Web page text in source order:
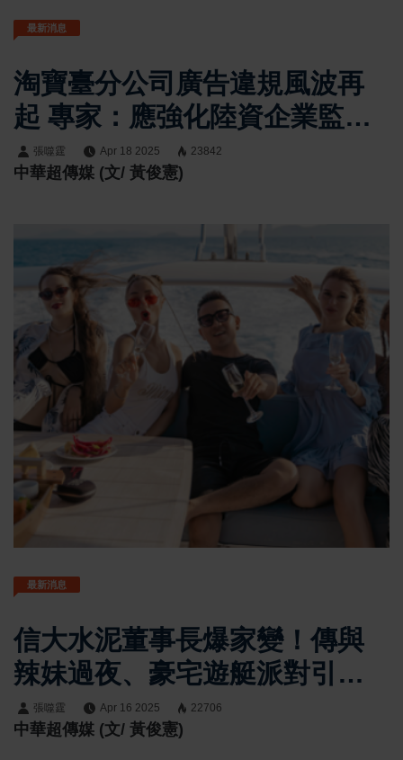
最新消息
淘寶臺分公司廣告違規風波再
起 專家：應強化陸資企業監理
與法規明確性
張噬霆 Apr 18 2025 23842
中華超傳媒 (文/ 黃俊憲)
最新消息
信大水泥董事長爆家變！傳與
辣妹過夜、豪宅遊艇派對引熱
議張噬霆 Apr 16 2025 22706
中華超傳媒 (文/ 黃俊憲)